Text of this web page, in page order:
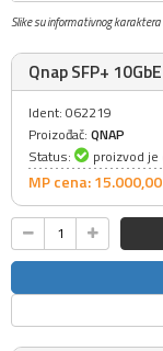
Slike su informativnog
Qnap SFP+
Ident: 062219
Proizođač: QNAP
Status:
proizvod
MP cena: 15.000,00